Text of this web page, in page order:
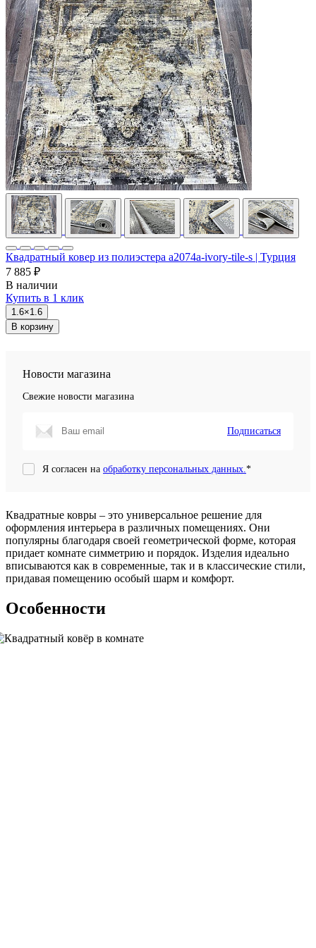
Квадратный ковер из полиэстера a2074a-ivory-tile-s | Турция
7 885 ₽
В наличии
Купить в 1 клик
1.6×1.6
В корзину
Новости магазина
Свежие новости магазина
Подписаться
Я согласен на обработку персональных данных. *
Квадратные ковры – это универсальное решение для
оформления интерьера в различных помещениях. Они
популярны благодаря своей геометрической форме, которая
придает комнате симметрию и порядок. Изделия идеально
вписываются как в современные, так и в классические стили,
придавая помещению особый шарм и комфорт.
Особенности